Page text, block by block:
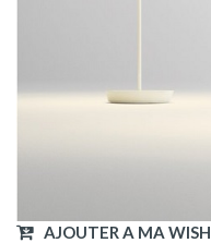
AJOUTER A MA